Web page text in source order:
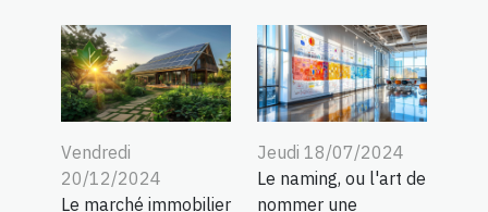
Vendredi
20/12/2024
Le marché immobilier
Jeudi 18/07/2024
Le naming, ou l'art de
nommer une